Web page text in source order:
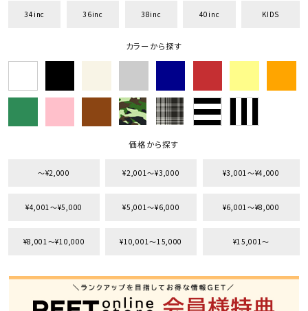
キーワードから探す
円 ～
34inc 36inc 38inc 40inc KIDS
カラーから探す
価格から探す
〜¥2,000 ¥2,001〜¥3,000 ¥3,001〜¥4,000
¥4,001〜¥5,000 ¥5,001〜¥6,000 ¥6,001〜¥8,000
¥8,001〜¥10,000 ¥10,001〜15,000 ¥15,001〜